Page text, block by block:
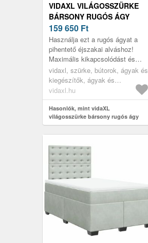
VIDAXL VILÁGOSSZÜRKE
BÁRSONY RUGÓS ÁGY
MATRACCAL 120 X 190 CM
159 650 Ft
Használja ezt a rugós ágyat a
pihentető éjszakai alváshoz!
Maximális kikapcsolódást és
kellemes alvást kínál.
vidaxl, szürke, bútorok, ágyak és
kiegészítők, ágyak és
ágykeretek
vidaxl.hu
Hasonlók, mint vidaXL
világosszürke bársony rugós ágy
matraccal 120 x 190 cm